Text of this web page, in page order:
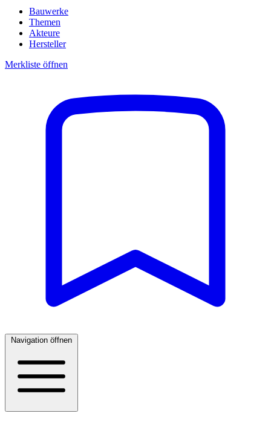
Bauwerke
Themen
Akteure
Hersteller
Merkliste öffnen
Navigation öffnen